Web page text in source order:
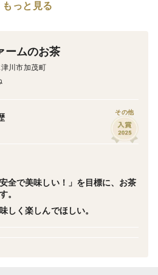
香り。
ひどうぞ！
るめのお湯、または水出しで
し◎）
収穫分売り切れm(_ _)m
のり香ばしく火入れしていま
甘みがあり、こんな緑茶初めて
もっと見る
ームのお茶
川市加茂町
その他
全で美味しい！」を目標に、お茶
。
しく楽しんでほしい。